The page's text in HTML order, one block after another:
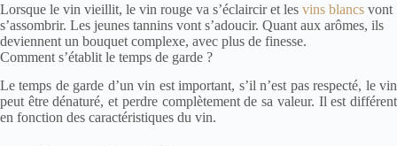
Lorsque le vin vieillit, le vin rouge va s’éclaircir et les vins blancs vont
s’assombrir. Les jeunes tannins vont s’adoucir. Quant aux arômes, ils
deviennent un bouquet complexe, avec plus de finesse.
Comment s’établit le temps de garde ?
Le temps de garde d’un vin est important, s’il n’est pas respecté, le vin
peut être dénaturé, et perdre complètement de sa valeur. Il est différent
en fonction des caractéristiques du vin.